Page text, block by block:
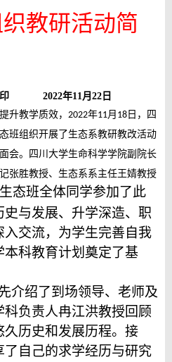
教研活动简
2022年11月 22 日
升教学质效， 2022年11月 18 日，四
班组织开展了生态系教研教改活动
会。四川大学生命科学学院副院长
张胜教授、生态系系主任王婧教授
态班全体同学参加了此
与发展、升学深造、职
交流，为学生完善自我
科教育计划奠定了基
介绍了到场领导、老师及
科负责人冉江洪教授回顾
历史和发展历程。接
自己的求学经历与研究